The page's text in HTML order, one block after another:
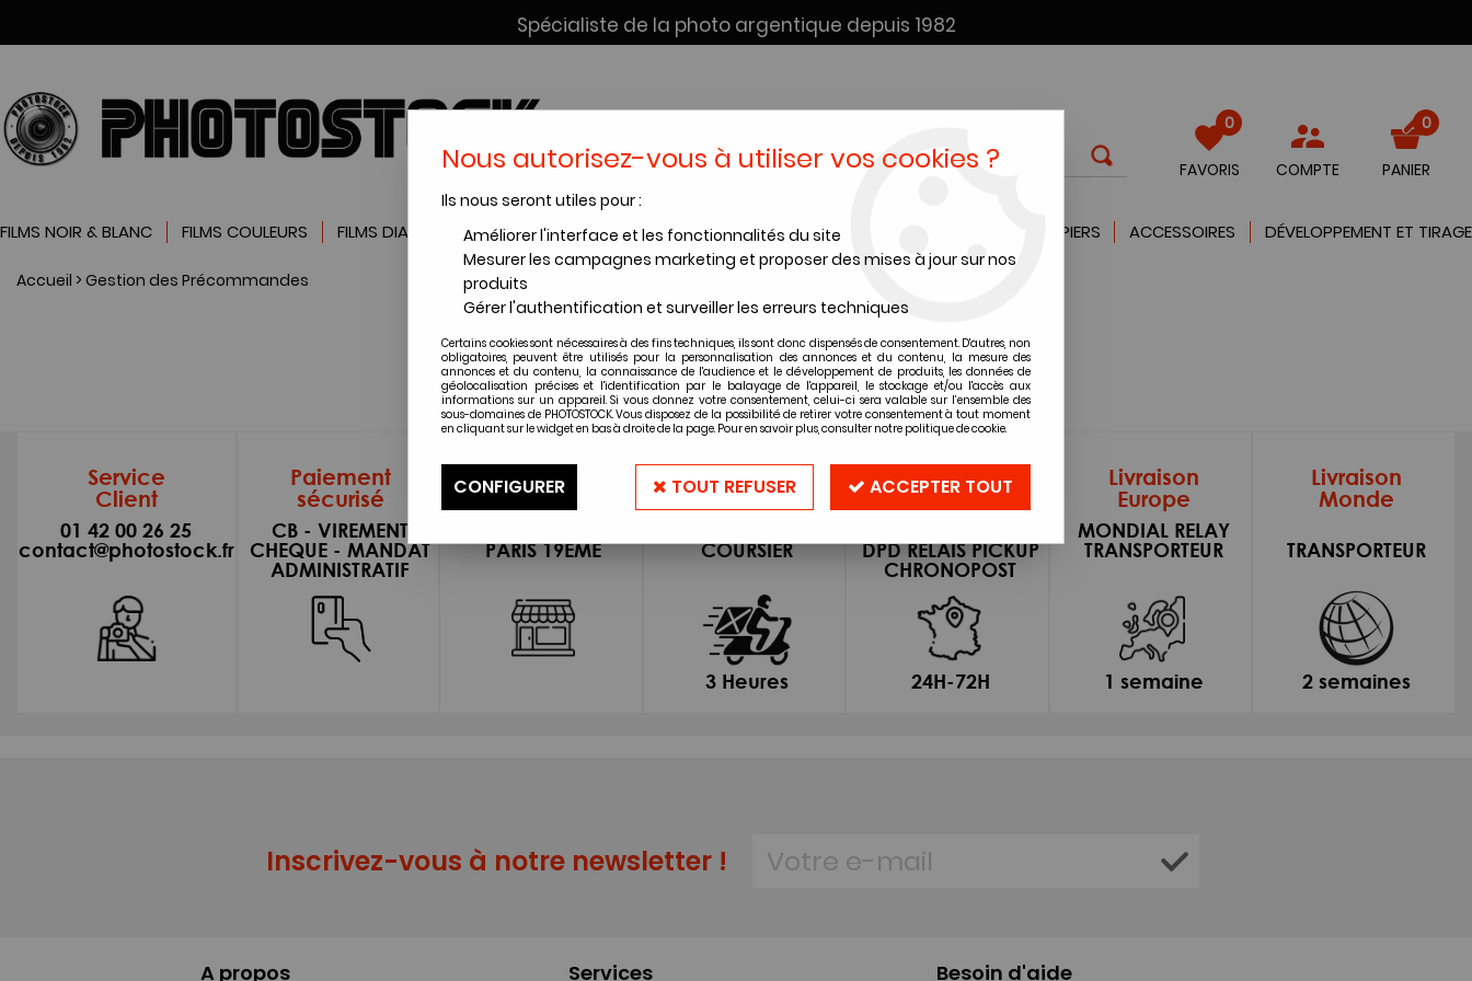
Spécialiste de la photo argentique depuis 1982
0
FAVORIS COMPTE
0
PANIER
FILMS NOIR & BLANC FILMS COULEURS FILMS DIAPOSITIVES SERVICE DÉV. + SCAN INSTANTANÉS PAPIERS ACCESSOIRES DÉVELOPPEMENT ET TIRAGE
Accueil >Gestion des Précommandes
Gestion des Précommandes
Service
Client
01 42 00 26 25
contact@photostock.fr
Paiement
sécurisé
CB - VIREMENT
CHEQUE - MANDAT
ADMINISTRATIF
Retrait
magasin
PARIS 19EME
Livraison
Ile de France
COURSIER
3 Heures
Livraison
France
DPD RELAIS PICKUP
CHRONOPOST
24H-72H
Livraison
Europe
MONDIAL RELAY
TRANSPORTEUR
1 semaine
Livraison
Monde
TRANSPORTEUR
2 semaines
Inscrivez-vous à notre newsletter !
A propos Services Besoin d'aide
Nous autorisez-vous à utiliser vos cookies ?
Ils nous seront utiles pour :
Améliorer l'interface et les fonctionnalités du site
Mesurer les campagnes marketing et proposer des mises à jour sur nos
produits
Gérer l'authentification et surveiller les erreurs techniques
Certains cookies sont nécessaires à des fins techniques, ils sont donc dispensés de consentement. D'autres, non
obligatoires, peuvent être utilisés pour la personnalisation des annonces et du contenu, la mesure des
annonces et du contenu, la connaissance de l'audience et le développement de produits, les données de
géolocalisation précises et l'identification par le balayage de l'appareil, le stockage et/ou l'accès aux
informations sur un appareil. Si vous donnez votre consentement, celui-ci sera valable sur l’ensemble des
sous-domaines de PHOTOSTOCK. Vous disposez de la possibilité de retirer votre consentement à tout moment
en cliquant sur le widget en bas à droite de la page. Pour en savoir plus, consulter notre politique de cookie.
CONFIGURER TOUT REFUSER ACCEPTER TOUT